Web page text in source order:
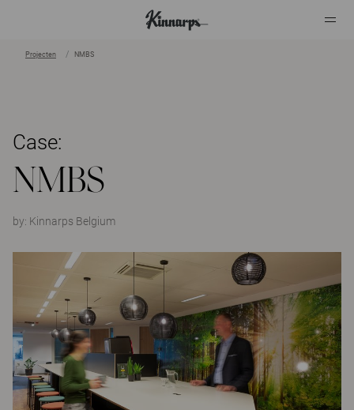
Projecten NMBS
Case:
NMBS
by: Kinnarps Belgium